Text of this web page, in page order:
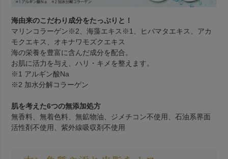
海由来のこだわり成分をたっぷりと！
マリンコラーゲン※2、海藻エキス※1、ヒバマタエキス、アカ
モクエキス、オキナワモズクエキス
海の栄養を豊富に含んだ成分を配合。
お肌に活力を与え、ハリ・キメを整えます。
※1 アルギン酸Na
※2 加水分解コラーゲン
肌を考えた6つの無添加処方
無香料、無着色料、無鉱物油、ジメチコン不使用、石油系界面
活性剤不使用、紫外線吸収剤不使用